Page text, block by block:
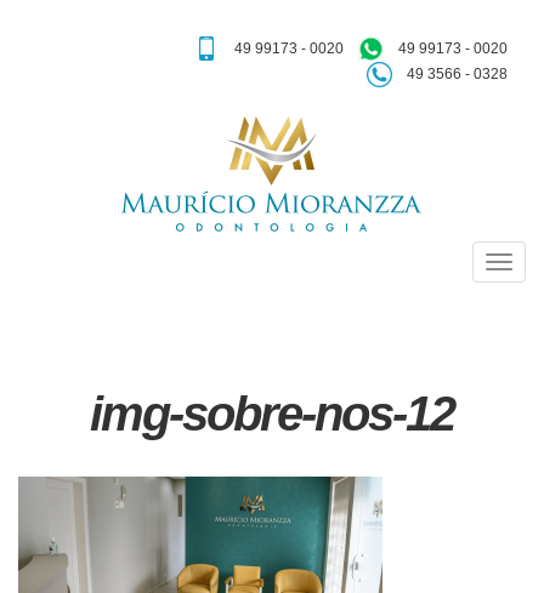
49 99173 - 0020
49 99173 - 0020
49 3566 - 0328
img-sobre-nos-12